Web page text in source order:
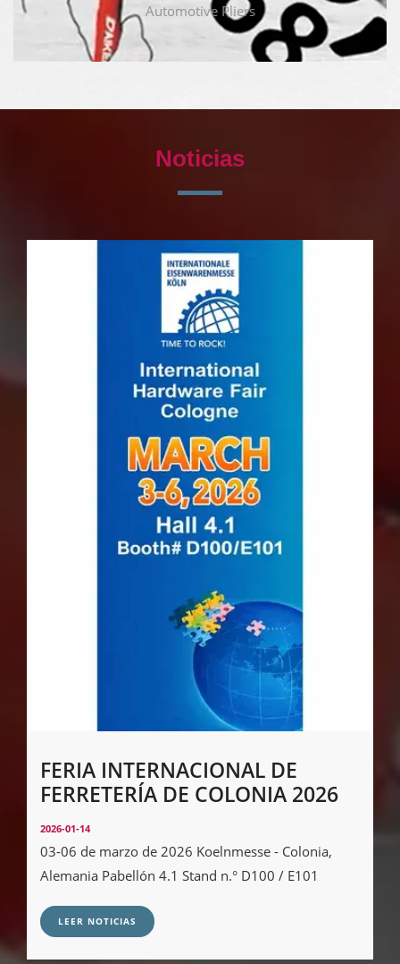
Automotive Pliers
Noticias
FERIA INTERNACIONAL DE
FERRETERÍA DE COLONIA 2026
2026-01-14
03-06 de marzo de 2026 Koelnmesse - Colonia,
Alemania Pabellón 4.1 Stand n.° D100 / E101
LEER NOTICIAS